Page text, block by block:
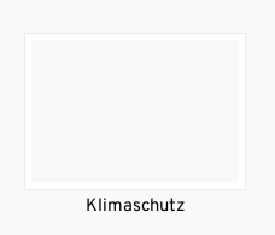
Klimaschutz